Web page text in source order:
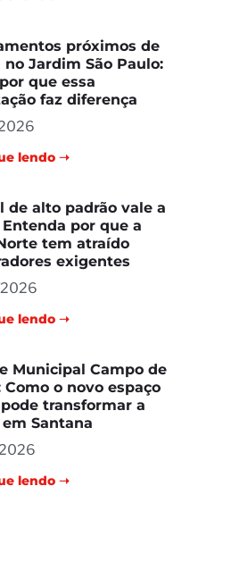
próximos de
no Jardim São Paulo:
que essa
faz diferença
lendo ➝
de alto padrão vale a
Entenda por que a
tem atraído
exigentes
lendo ➝
Municipal Campo de
Como o novo espaço
transformar a
Santana
lendo ➝